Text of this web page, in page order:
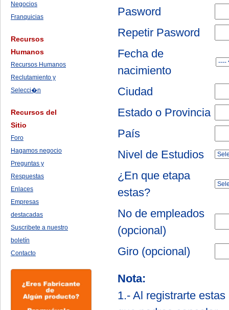
Negocios
Franquicias
Recursos
Humanos
Recursos Humanos
Reclutamiento y
Selecci�n
Recursos del
Sitio
Foro
Hagamos negocio
Preguntas y
Respuestas
Enlaces
Empresas
destacadas
Suscribete a nuestro
boletín
Contacto
Pasword
Repetir Pasword
Fecha de
nacimiento
Ciudad
Estado o Provincia
País
Nivel de Estudios
¿En que etapa
estas?
No de empleados
(opcional)
Giro (opcional)
Nota:
1.- Al registrarte